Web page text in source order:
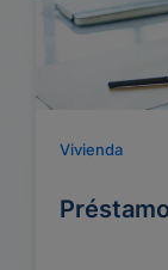
Vivienda